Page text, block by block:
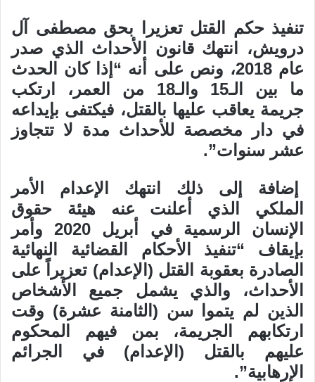
تنفيذ حكم القتل تعزيرا بحق مصطفى آل
درويش، انتهك قانون الأحداث الذي صدر
عام 2018، ونص على أنه “إذا كان الحدث
ما بين الـ15 والـ18 من العمر، ارتكب
جريمة يعاقب عليها بالقتل، فيكتفى بإيداعه
في دار مخصصة للأحداث مدة لا تتجاوز
عشر سنوات”.
إضافة إلى ذلك انتهك الإعدام الأمر
الملكي الذي أعلنت عنه هيئة حقوق
الإنسان الرسمية في أبريل 2020 وأمر
بإيقاف “تنفيذ الأحكام القضائية النهائية
الصادرة بعقوبة القتل (الإعدام) تعزيراً على
الأحداث، والذي يشمل جميع الأشخاص
الذين لم يتموا سن (الثامنة عشرة) وقت
ارتكابهم الجريمة، بمن فيهم المحكوم
عليهم بالقتل (الإعدام) في الجرائم
الإرهابية”.